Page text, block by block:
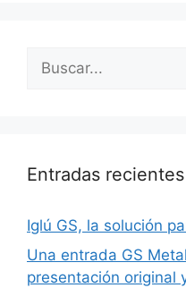
Entradas recientes
Iglú GS, la solución
Una entrada GS
presentación original